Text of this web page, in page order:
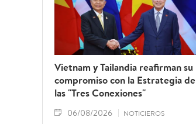
Vietnam y Tailandia reafirman su
compromiso con la Estrategia de
las "Tres Conexiones"
06/08/2026 NOTICIEROS